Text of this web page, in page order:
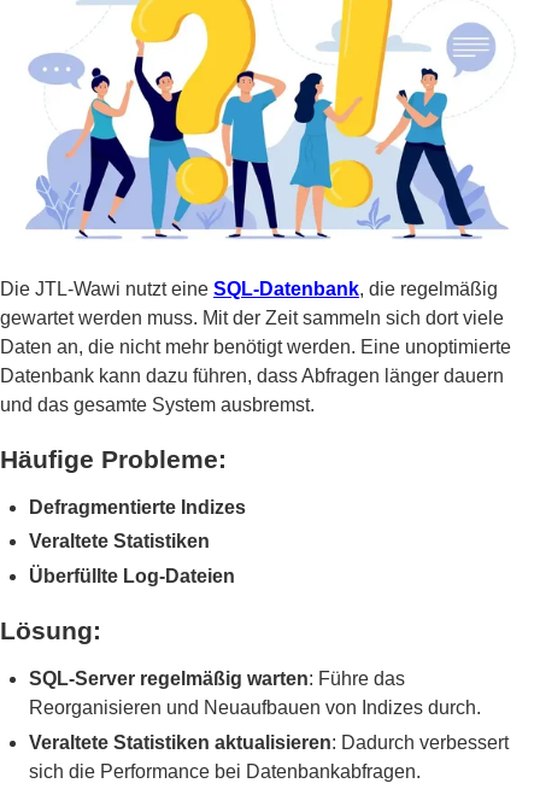
Die JTL-Wawi nutzt eine SQL-Datenbank, die regelmäßig
gewartet werden muss. Mit der Zeit sammeln sich dort viele
Daten an, die nicht mehr benötigt werden. Eine unoptimierte
Datenbank kann dazu führen, dass Abfragen länger dauern
und das gesamte System ausbremst.
Häufige Probleme:
Defragmentierte Indizes
Veraltete Statistiken
Überfüllte Log-Dateien
Lösung:
SQL-Server regelmäßig warten: Führe das
Reorganisieren und Neuaufbauen von Indizes durch.
Veraltete Statistiken aktualisieren: Dadurch verbessert
sich die Performance bei Datenbankabfragen.